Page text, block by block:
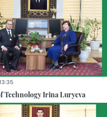
Technology Irina Luryeva